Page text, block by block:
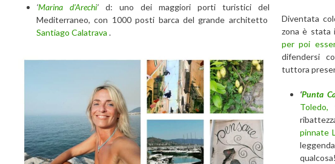
‘Marina d’Arechi’ d: uno dei maggiori porti turistici del
Mediterraneo, con 1000 posti barca del grande architetto
Santiago Calatrava .
Diventata
zona è stata
per poi
difendersi
tuttora
‘Punta
pinnate
qualcosa!